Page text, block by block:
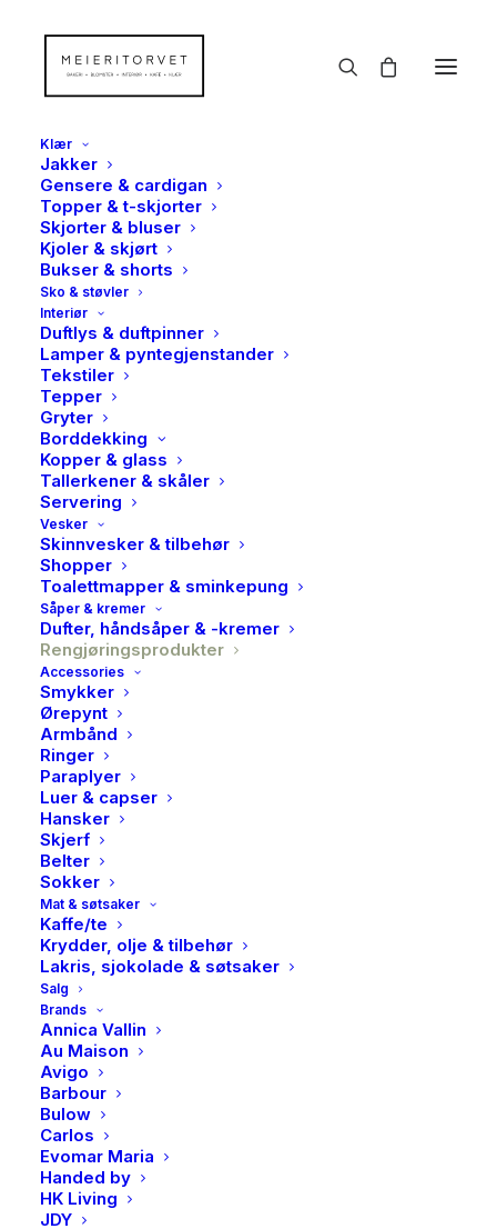
Klær
Jakker
Gensere & cardigan
Topper & t-skjorter
Skjorter & bluser
Kjoler & skjørt
Bukser & shorts
Sko & støvler
Interiør
Duftlys & duftpinner
Lamper & pyntegjenstander
Tekstiler
Tepper
Gryter
Borddekking
Kopper & glass
Tallerkener & skåler
Servering
Vesker
Skinnvesker & tilbehør
Shopper
Toalettmapper & sminkepung
Såper & kremer
Dufter, håndsåper & -kremer
Rengjøringsprodukter
Accessories
Smykker
Ørepynt
Armbånd
Ringer
Paraplyer
Luer & capser
Hansker
Skjerf
Belter
Sokker
Mat & søtsaker
Kaffe/te
Krydder, olje & tilbehør
Lakris, sjokolade & søtsaker
Salg
Brands
Annica Vallin
Au Maison
Avigo
Barbour
Bulow
Carlos
Evomar Maria
Handed by
HK Living
JDY
Paa Stell, Kjøkkenhåndkle,
2stk
249,00
På Stell x Others
Praktiske og flotte kjøkkenhåndklær laget i
Bangladesh.
Hvert kjøkkenhåndkle er 60×40 cm, og kommer i
praktisk 2pk i hvit og grønn.
Med en praktisk hempe på baksiden slik at de er enkle
å henge opp på en knagg.
Unngå unødvendig mikroplast og tørk oppvask eller
andre fuktige overflater med kjøkkenhåndkler i flott
design og naturlige kvaliteter.
På lager
Paa
Stell,